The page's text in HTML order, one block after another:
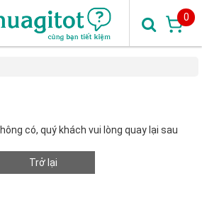
0
có, quý khách vui lòng quay lại sau
Trở lại